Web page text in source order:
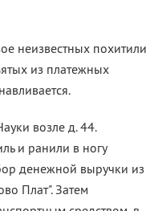
неизвестных похитили
из платежных
возле д. 44.
и ранили в ногу
денежной выручки из
Плат". Затем